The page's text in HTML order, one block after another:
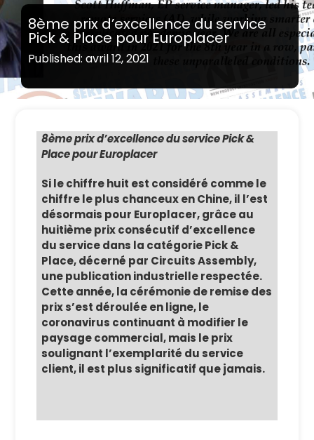
8ème prix d’excellence du service
Pick & Place pour Europlacer
Published: avril 12, 2021
8ème prix d’excellence du service Pick &
Place pour Europlacer
Si le chiffre huit est considéré comme le
chiffre le plus chanceux en Chine, il l’est
désormais pour Europlacer, grâce au
huitième prix consécutif d’excellence
du service dans la catégorie Pick &
Place, décerné par Circuits Assembly,
une publication industrielle respectée.
Cette année, la cérémonie de remise des
prix s’est déroulée en ligne, le
coronavirus continuant à modifier le
paysage commercial, mais le prix
soulignant l’exemplarité du service
client, il est plus significatif que jamais.